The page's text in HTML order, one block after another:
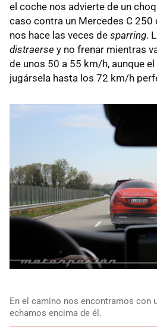
el coche nos advierte de un
caso contra un Mercedes C 250
nos hace las veces de sparring.
distraerse y no frenar mientras
de unos 50 a 55 km/h, aunque
jugársela hasta los 72 km/h
En el camino nos encontramos con
echamos encima de él.